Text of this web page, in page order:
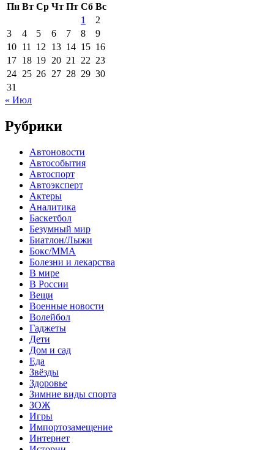
Пн Вт Ср Чт Пт Сб Вс
1
2
3
4 5 6 7 8
9
10 11 12 13 14 15 16
17 18 19 20 21 22 23
24 25 26 27 28 29 30
31
« Июл
Рубрики
Автоновости
Автособытия
Автоспорт
Автоэксперт
Актеры
Аналитика
Баскетбол
Безумный мир
Биатлон/Лыжи
Бокс/MMA
Болезни и лекарства
В мире
В России
Вещи
Военные новости
Волейбол
Гаджеты
Дети
Дом и сад
Еда
Звёзды
Здоровье
Зимние виды спорта
ЗОЖ
Игры
Импортозамещение
Интернет